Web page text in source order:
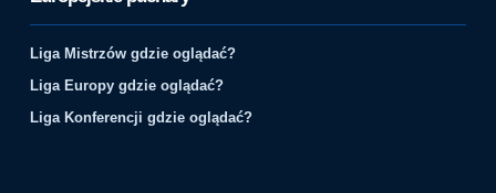
Liga Mistrzów gdzie oglądać?
Liga Europy gdzie oglądać?
Liga Konferencji gdzie oglądać?